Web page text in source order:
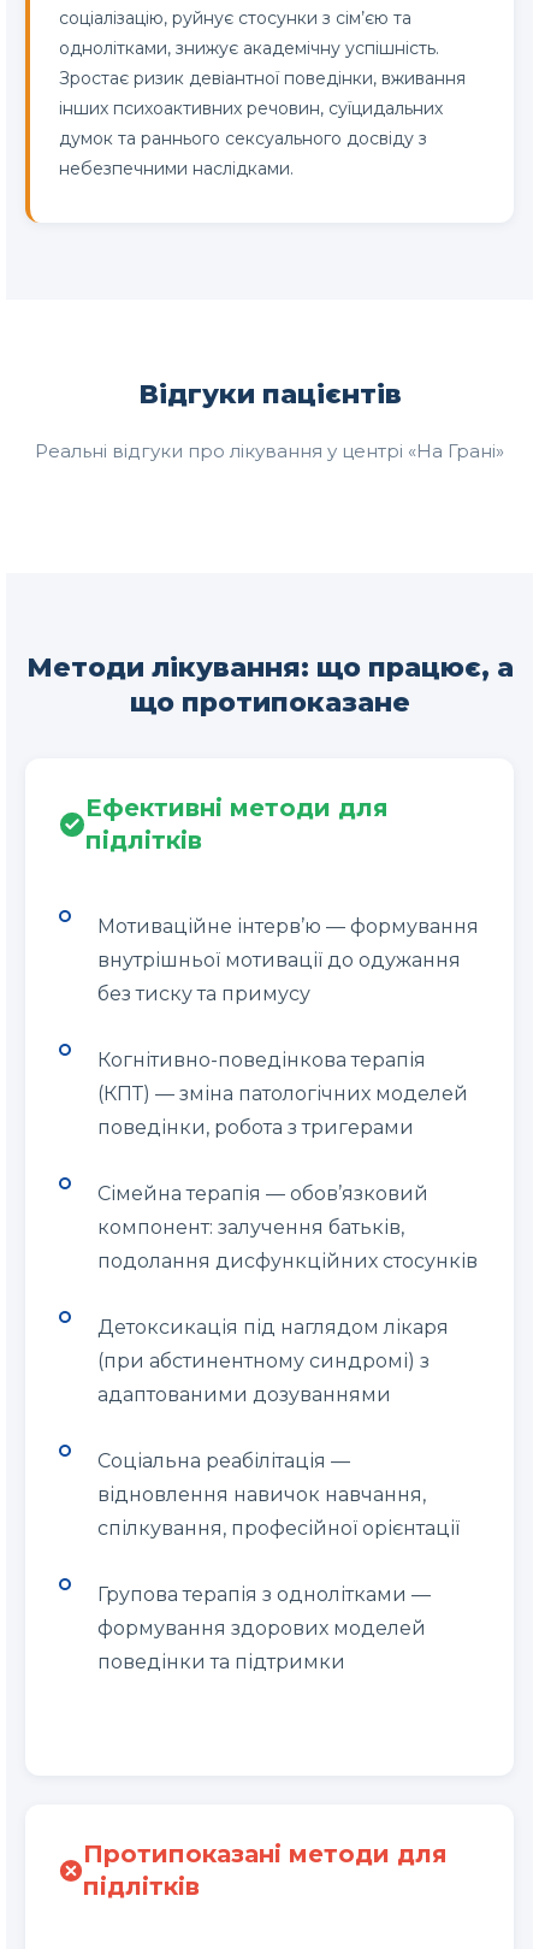
соціалізацію, руйнує стосунки з сім’єю та
однолітками, знижує академічну успішність.
Зростає ризик девіантної поведінки, вживання
інших психоактивних речовин, суїцидальних
думок та раннього сексуального досвіду з
небезпечними наслідками.
Відгуки пацієнтів
Реальні відгуки про лікування у центрі «На Грані»
Методи лікування: що працює, а
що протипоказане
Ефективні методи для
підлітків
Мотиваційне інтерв’ю — формування
внутрішньої мотивації до одужання
без тиску та примусу
Когнітивно-поведінкова терапія
(КПТ) — зміна патологічних моделей
поведінки, робота з тригерами
Сімейна терапія — обов’язковий
компонент: залучення батьків,
подолання дисфункційних стосунків
Детоксикація під наглядом лікаря
(при абстинентному синдромі) з
адаптованими дозуваннями
Соціальна реабілітація —
відновлення навичок навчання,
спілкування, професійної орієнтації
Групова терапія з однолітками —
формування здорових моделей
поведінки та підтримки
Протипоказані методи для
підлітків